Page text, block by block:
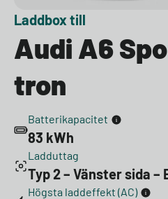
Laddbox till
Audi A6
tron
Batterikapacitet
83 kWh
Ladduttag
Typ 2 – Vänster sida –
Högsta laddeffekt (AC)